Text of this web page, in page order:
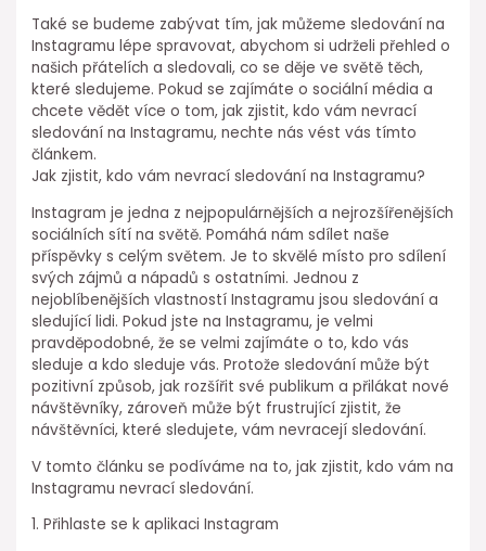
Také se budeme zabývat tím, jak můžeme sledování na
Instagramu lépe spravovat, abychom si udrželi přehled o
našich přátelích a sledovali, co se děje ve světě těch,
které sledujeme. Pokud se zajímáte o sociální média a
chcete vědět více o tom, jak zjistit, kdo vám nevrací
sledování na Instagramu, nechte nás vést vás tímto
článkem.
Jak zjistit, kdo vám nevrací sledování na Instagramu?
Instagram je jedna z nejpopulárnějších a nejrozšířenějších
sociálních sítí na světě. Pomáhá nám sdílet naše
příspěvky s celým světem. Je to skvělé místo pro sdílení
svých zájmů a nápadů s ostatními. Jednou z
nejoblíbenějších vlastností Instagramu jsou sledování a
sledující lidi. Pokud jste na Instagramu, je velmi
pravděpodobné, že se velmi zajímáte o to, kdo vás
sleduje a kdo sleduje vás. Protože sledování může být
pozitivní způsob, jak rozšířit své publikum a přilákat nové
návštěvníky, zároveň může být frustrující zjistit, že
návštěvníci, které sledujete, vám nevracejí sledování.
V tomto článku se podíváme na to, jak zjistit, kdo vám na
Instagramu nevrací sledování.
1. Přihlaste se k aplikaci Instagram